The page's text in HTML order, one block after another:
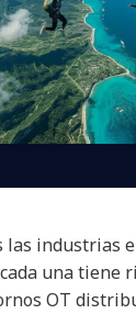
las industrias
una tiene
OT